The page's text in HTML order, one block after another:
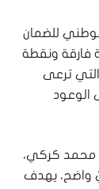
للضمان
فارقة ونقطة
ترعى
الوعود
د. محمد كركي،
واضح، يهدف